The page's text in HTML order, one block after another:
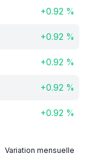
+0.92 %
+0.92 %
+0.92 %
+0.92 %
+0.92 %
Variation mensuelle